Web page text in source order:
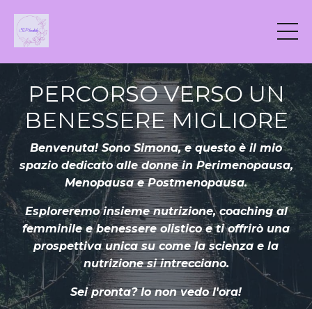
PERCORSO VERSO UN
BENESSERE MIGLIORE
Benvenuta! Sono Simona, e questo è il mio
spazio dedicato alle donne in Perimenopausa,
Menopausa e Postmenopausa.
Esploreremo insieme nutrizione, coaching al
femminile e benessere olistico e ti offrirò una
prospettiva unica su come la scienza e la
nutrizione si intrecciano.
Sei pronta? Io non vedo l'ora!